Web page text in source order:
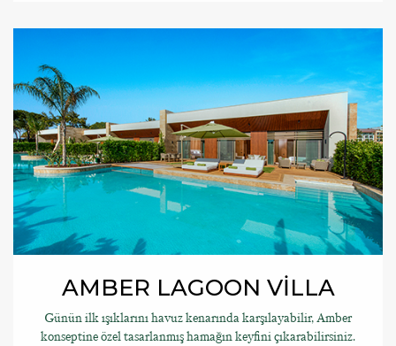
AMBER LAGOON VİLLA
Günün ilk ışıklarını havuz kenarında karşılayabilir, Amber
konseptine özel tasarlanmış hamağın keyfini çıkarabilirsiniz.